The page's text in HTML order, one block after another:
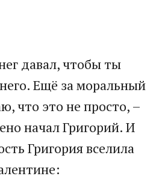
давал, чтобы ты
Ещё за моральный
что это не просто, –
начал Григорий. И
Григория вселила